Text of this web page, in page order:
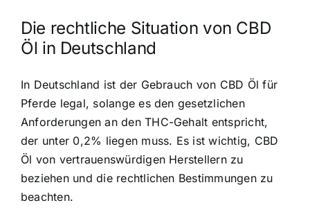
Die rechtliche Situation von CBD
Öl in Deutschland
In Deutschland ist der Gebrauch von CBD Öl für
Pferde legal, solange es den gesetzlichen
Anforderungen an den THC-Gehalt entspricht,
der unter 0,2% liegen muss. Es ist wichtig, CBD
Öl von vertrauenswürdigen Herstellern zu
beziehen und die rechtlichen Bestimmungen zu
beachten.